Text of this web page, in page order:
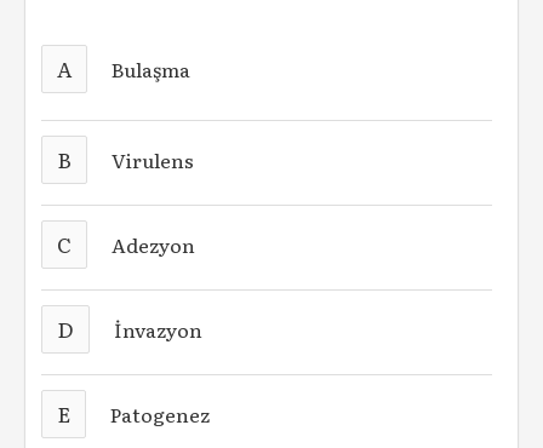
A Bulaşma
B Virulens
C Adezyon
D İnvazyon
E Patogenez